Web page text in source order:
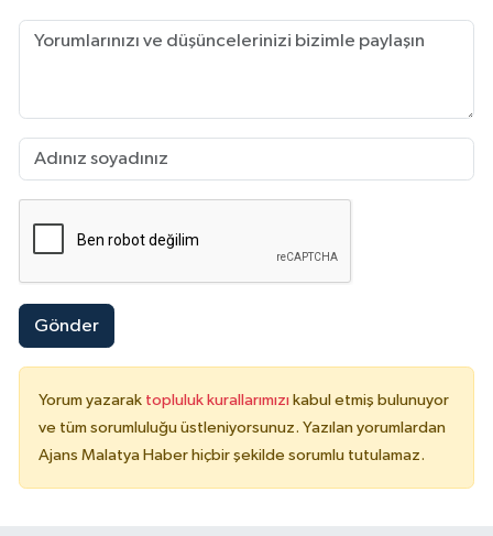
Gönder
Yorum yazarak topluluk kurallarımızı kabul etmiş bulunuyor
ve tüm sorumluluğu üstleniyorsunuz. Yazılan yorumlardan
Ajans Malatya Haber hiçbir şekilde sorumlu tutulamaz.